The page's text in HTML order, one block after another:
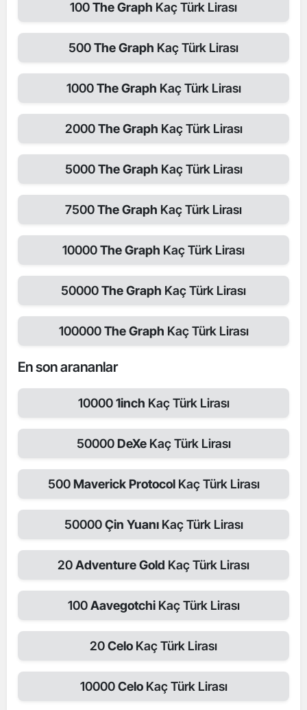
100The Graph Kaç Türk Lirası
500The Graph Kaç Türk Lirası
1000The Graph Kaç Türk Lirası
2000The Graph Kaç Türk Lirası
5000The Graph Kaç Türk Lirası
7500The Graph Kaç Türk Lirası
10000The Graph Kaç Türk Lirası
50000The Graph Kaç Türk Lirası
100000The Graph Kaç Türk Lirası
En son arananlar
100001inch Kaç Türk Lirası
50000DeXe Kaç Türk Lirası
500Maverick Protocol Kaç Türk Lirası
50000Çin YuanıKaç Türk Lirası
20Adventure Gold Kaç Türk Lirası
100Aavegotchi Kaç Türk Lirası
20Celo Kaç Türk Lirası
10000Celo Kaç Türk Lirası